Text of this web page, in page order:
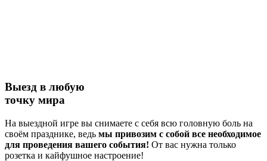
Выезд в любую
точку мира
На выездной игре вы снимаете с себя всю головную боль на
своём празднике, ведь мы привозим с собой все необходимое
для проведения вашего события! От вас нужна только
розетка и кайфушное настроение!